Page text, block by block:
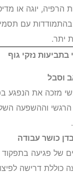
הרפיה, יוגה או
בהתמודדות עם
יתר.
בתביעות נזקי גוף
וסבל
מזכה את הנפגע
וההשפעה
כושר עבודה
של פגיעה בתפקוד
כוללת דרישה